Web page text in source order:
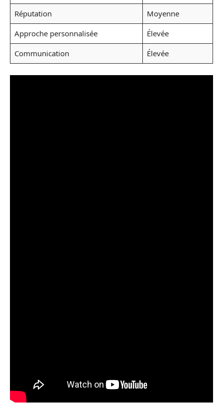
Réputation
Moyenne
Approche personnalisée
Élevée
Communication
Élevée